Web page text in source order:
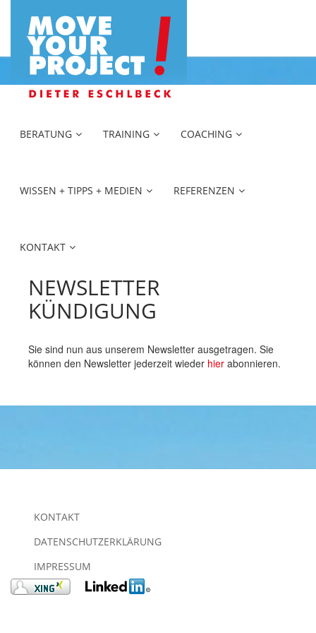
BERATUNG TRAINING COACHING
WISSEN + TIPPS + MEDIEN REFERENZEN
KONTAKT
NEWSLETTER
KÜNDIGUNG
Sie sind nun aus unserem Newsletter ausgetragen. Sie
können den Newsletter jederzeit wieder hier abonnieren.
KONTAKT
DATENSCHUTZERKLÄRUNG
IMPRESSUM